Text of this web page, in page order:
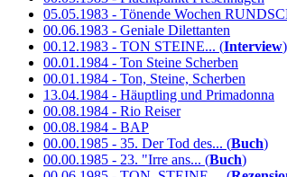
05.05.1983 - Tönende Wochen
00.06.1983 - Geniale Dilettanten
00.12.1983 - TON STEINE... (Interview)
00.01.1984 - Ton Steine Scherben
00.01.1984 - Ton, Steine, Scherben
13.04.1984 - Häuptling und Primadonna
00.08.1984 - Rio Reiser
00.08.1984 - BAP
00.00.1985 - 35. Der Tod des... (Buch)
00.00.1985 - 23. "Irre ans... (Buch)